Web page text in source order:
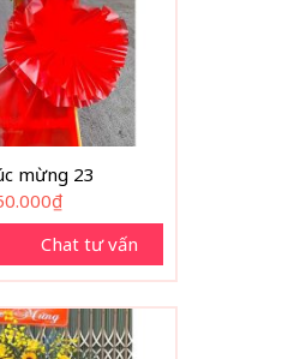
mừng 23
₫
Chat tư vấn